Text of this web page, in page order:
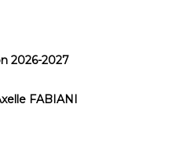
2026-2027
FABIANI